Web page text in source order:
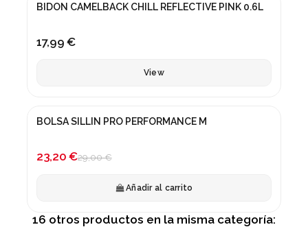
BIDON CAMELBACK CHILL REFLECTIVE PINK 0.6L
17,99 €
View
¡En oferta!
BOLSA SILLIN PRO PERFORMANCE M
23,20 €29,00 €
Añadir al carrito
16 otros productos en la misma categoría: